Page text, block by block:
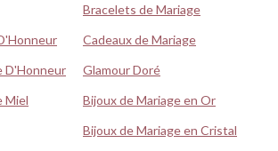
Bracelets de Mariage
Cadeaux de Mariage
D'Honneur
Glamour Doré
Miel
Bijoux de Mariage en Or
Bijoux de Mariage en Cristal